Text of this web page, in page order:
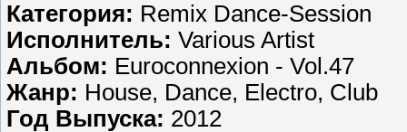
Категория: Remix Dance-Session
Исполнитель: Various Artist
Альбом: Euroconnexion - Vol.47
Жанр: House, Dance, Electro, Club
Год Выпуска: 2012